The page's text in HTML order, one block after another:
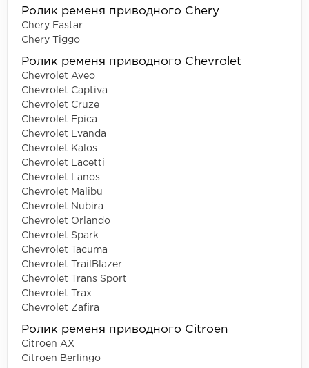
Ролик ременя приводного Chery
Chery Eastar
Chery Tiggo
Ролик ременя приводного Chevrolet
Chevrolet Aveo
Chevrolet Captiva
Chevrolet Cruze
Chevrolet Epica
Chevrolet Evanda
Chevrolet Kalos
Chevrolet Lacetti
Chevrolet Lanos
Chevrolet Malibu
Chevrolet Nubira
Chevrolet Orlando
Chevrolet Spark
Chevrolet Tacuma
Chevrolet TrailBlazer
Chevrolet Trans Sport
Chevrolet Trax
Chevrolet Zafira
Ролик ременя приводного Citroen
Citroen AX
Citroen Berlingo